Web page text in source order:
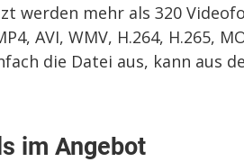
mehr als 320
AVI, WMV, H.264, H.265,
die Datei aus, kann aus
im Angebot